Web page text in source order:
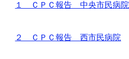
１ ＣＰＣ報告 中央市民病院
２ ＣＰＣ報告 西市民病院